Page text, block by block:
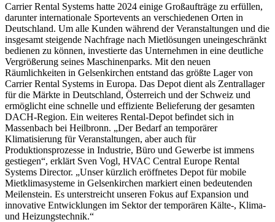
Carrier Rental Systems hatte 2024 einige Großaufträge zu erfüllen,
darunter internationale Sportevents an verschiedenen Orten in
Deutschland. Um alle Kunden während der Veranstaltungen und die
insgesamt steigende Nachfrage nach Mietlösungen uneingeschränkt
bedienen zu können, investierte das Unternehmen in eine deutliche
Vergrößerung seines Maschinenparks. Mit den neuen
Räumlichkeiten in Gelsenkirchen entstand das größte Lager von
Carrier Rental Systems in Europa. Das Depot dient als Zentrallager
für die Märkte in Deutschland, Österreich und der Schweiz und
ermöglicht eine schnelle und effiziente Belieferung der gesamten
DACH-Region. Ein weiteres Rental-Depot befindet sich in
Massenbach bei Heilbronn. „Der Bedarf an temporärer
Klimatisierung für Veranstaltungen, aber auch für
Produktionsprozesse in Industrie, Büro und Gewerbe ist immens
gestiegen“, erklärt Sven Vogl, HVAC Central Europe Rental
Systems Director. „Unser kürzlich eröffnetes Depot für mobile
Mietklimasysteme in Gelsenkirchen markiert einen bedeutenden
Meilenstein. Es unterstreicht unseren Fokus auf Expansion und
innovative Entwicklungen im Sektor der temporären Kälte-, Klima-
und Heizungstechnik.“